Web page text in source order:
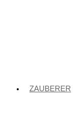
ZAUBERER